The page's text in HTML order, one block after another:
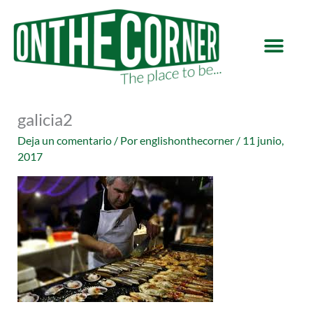
contenido
galicia2
Deja un comentario / Porenglishonthecorner / 11 junio,
2017